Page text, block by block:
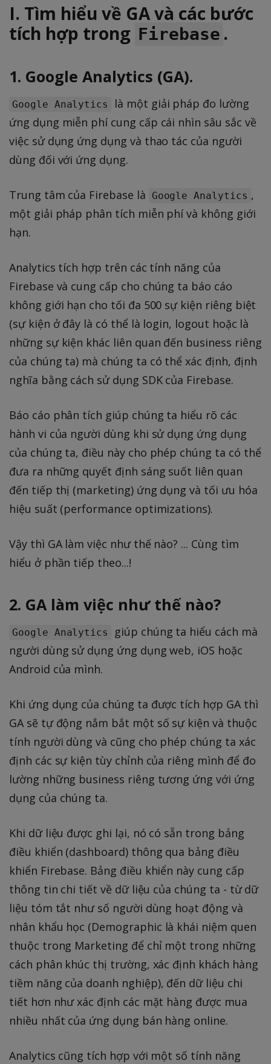
I. Tìm hiểu về GA và các bước
tích hợp trong Firebase .
1. Google Analytics (GA).
Google Analytics
là một giải pháp đo lường
ứng dụng miễn phí cung cấp cái nhìn sâu sắc về
việc sử dụng ứng dụng và thao tác của người
dùng đối với ứng dụng.
Trung tâm của Firebase là Google Analytics ,
một giải pháp phân tích miễn phí và không giới
hạn.
Analytics tích hợp trên các tính năng của
Firebase và cung cấp cho chúng ta báo cáo
không giới hạn cho tối đa 500 sự kiện riêng biệt
(sự kiện ở đây là có thể là login, logout hoặc là
những sự kiện khác liên quan đến business riêng
của chúng ta) mà chúng ta có thể xác định, định
nghĩa bằng cách sử dụng SDK của Firebase.
Báo cáo phân tích giúp chúng ta hiểu rõ các
hành vi của người dùng khi sử dụng ứng dụng
của chúng ta, điều này cho phép chúng ta có thể
đưa ra những quyết định sáng suốt liên quan
đến tiếp thị (marketing) ứng dụng và tối ưu hóa
hiệu suất (performance optimizations).
Vậy thì GA làm việc như thế nào? ... Cùng tìm
hiểu ở phần tiếp theo...!
2. GA làm việc như thế nào?
Google Analytics
giúp chúng ta hiểu cách mà
người dùng sử dụng ứng dụng web, iOS hoặc
Android của mình.
Khi ứng dụng của chúng ta được tích hợp GA thì
GA sẽ tự động nắm bắt một số sự kiện và thuộc
tính người dùng và cũng cho phép chúng ta xác
định các sự kiện tùy chỉnh của riêng mình để đo
lường những business riêng tương ứng với ứng
dụng của chúng ta.
Khi dữ liệu được ghi lại, nó có sẵn trong bảng
điều khiển (dashboard) thông qua bảng điều
khiển Firebase. Bảng điều khiển này cung cấp
thông tin chi tiết về dữ liệu của chúng ta - từ dữ
liệu tóm tắt như số người dùng hoạt động và
nhân khẩu học (Demographic là khái niệm quen
thuộc trong Marketing để chỉ một trong những
cách phân khúc thị trường, xác định khách hàng
tiềm năng của doanh nghiệp), đến dữ liệu chi
tiết hơn như xác định các mặt hàng được mua
nhiều nhất của ứng dụng bán hàng online.
Analytics cũng tích hợp với một số tính năng